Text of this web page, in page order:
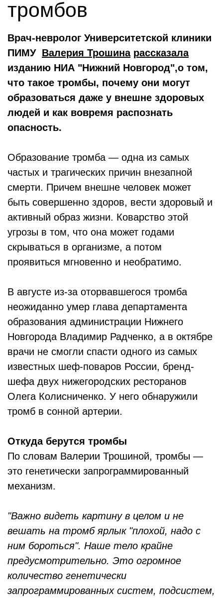
тромбов
Врач-невролог Университетской клиники
ПИМУ Валерия Трошина рассказала
изданию НИА "Нижний Новгород",о том,
что такое тромбы, почему они могут
образоваться даже у внешне здоровых
людей и как вовремя распознать
опасность.
Образование тромба — одна из самых
частых и трагических причин внезапной
смерти. Причем внешне человек может
быть совершенно здоров, вести здоровый и
активный образ жизни. Коварство этой
угрозы в том, что она может годами
скрываться в организме, а потом
проявиться мгновенно и необратимо.
В августе из-за оторвавшегося тромба
неожиданно умер глава департамента
образования администрации Нижнего
Новгорода Владимир Радченко, а в октябре
врачи не смогли спасти одного из самых
известных шеф-поваров России, бренд-
шефа двух нижегородских ресторанов
Олега Колисниченко. У него обнаружили
тромб в сонной артерии.
Откуда берутся тромбы
По словам Валерии Трошиной, тромбы —
это генетически запрограммированный
механизм.
"Важно видеть картину в целом и не
вешать на тромб ярлык "плохой, надо с
ним бороться". Наше тело крайне
предусмотрительно. Это огромное
количество генетически
запрограммированных систем, подсистем,